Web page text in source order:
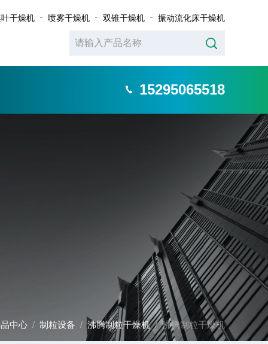
干燥机 喷雾干燥机 双锥干燥机 振动流化床干燥机
15295065518
中心 / 制粒设备 /沸腾制粒干燥机/ 沸腾制粒干燥机